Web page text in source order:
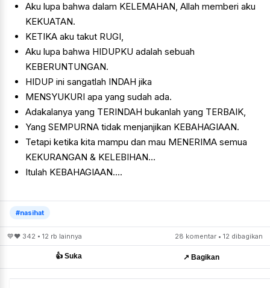
Aku lupa bahwa dalam KELEMAHAN, Allah memberi aku
KEKUATAN.
KETIKA aku takut RUGI,
Aku lupa bahwa HIDUPKU adalah sebuah
KEBERUNTUNGAN.
HIDUP ini sangatlah INDAH jika
MENSYUKURI apa yang sudah ada.
Adakalanya yang TERINDAH bukanlah yang TERBAIK,
Yang SEMPURNA tidak menjanjikan KEBAHAGIAAN.
Tetapi ketika kita mampu dan mau MENERIMA semua
KEKURANGAN & KELEBIHAN…
Itulah KEBAHAGIAAN....
#nasihat
💙❤️ 342 • 12 rb lainnya 28 komentar • 12 dibagikan
👍 Suka ↗️ Bagikan